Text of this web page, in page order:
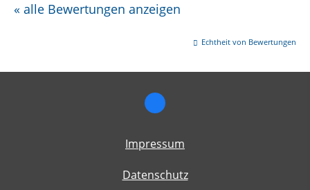
« alle Bewertungen anzeigen
Echtheit von Bewertungen
Impressum
Datenschutz